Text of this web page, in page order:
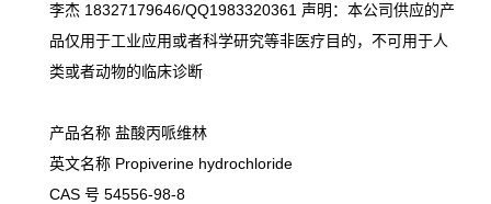
李杰 18327179646/QQ1983320361 声明：本公司供应的产
品仅用于工业应用或者科学研究等非医疗目的，不可用于人
类或者动物的临床诊断
产品名称 盐酸丙哌维林
英文名称 Propiverine hydrochloride
CAS 号 54556-98-8